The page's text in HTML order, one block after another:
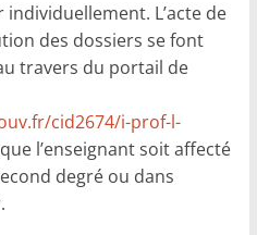
individuellement. L’acte de
des dossiers se font
travers du portail de
cid2674/i-prof-l-
l’enseignant soit affecté
degré ou dans